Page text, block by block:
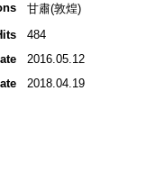
甘肅(敦煌)
484
2016.05.12
2018.04.19